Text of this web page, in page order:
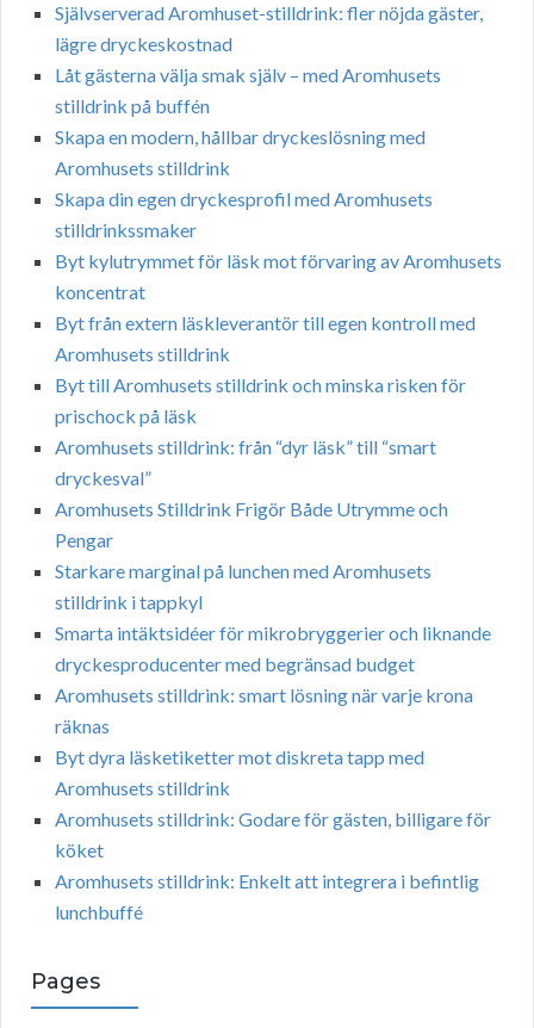
Självserverad Aromhuset-stilldrink: fler nöjda gäster,
lägre dryckeskostnad
Låt gästerna välja smak själv – med Aromhusets
stilldrink på buffén
Skapa en modern, hållbar dryckeslösning med
Aromhusets stilldrink
Skapa din egen dryckesprofil med Aromhusets
stilldrinkssmaker
Byt kylutrymmet för läsk mot förvaring av Aromhusets
koncentrat
Byt från extern läskleverantör till egen kontroll med
Aromhusets stilldrink
Byt till Aromhusets stilldrink och minska risken för
prischock på läsk
Aromhusets stilldrink: från “dyr läsk” till “smart
dryckesval”
Aromhusets Stilldrink Frigör Både Utrymme och
Pengar
Starkare marginal på lunchen med Aromhusets
stilldrink i tappkyl
Smarta intäktsidéer för mikrobryggerier och liknande
dryckesproducenter med begränsad budget
Aromhusets stilldrink: smart lösning när varje krona
räknas
Byt dyra läsketiketter mot diskreta tapp med
Aromhusets stilldrink
Aromhusets stilldrink: Godare för gästen, billigare för
köket
Aromhusets stilldrink: Enkelt att integrera i befintlig
lunchbuffé
Pages